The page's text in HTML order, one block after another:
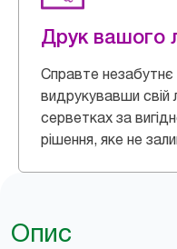
Друк вашого
Справте
видрукувавши свій
серветках за
рішення, яке не
Опис